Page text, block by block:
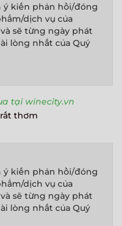
ý kiến phản hồi/đóng
dịch vụ của
sẽ từng ngày phát
lòng nhất của Quý
tại winecity.vn
thơm
ý kiến phản hồi/đóng
dịch vụ của
sẽ từng ngày phát
lòng nhất của Quý